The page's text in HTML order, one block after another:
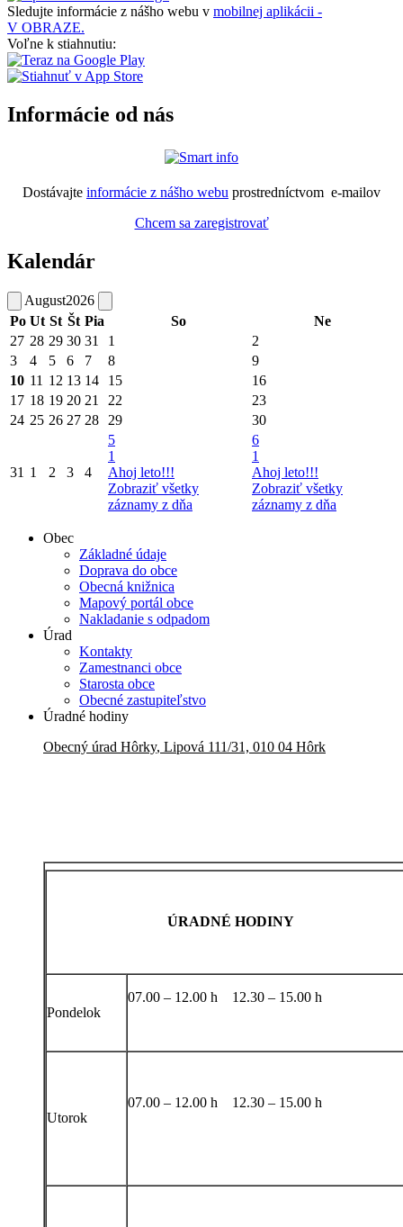
Sledujte informácie z nášho webu v mobilnej aplikácii -
V OBRAZE.
Voľne k stiahnutiu:
Informácie od nás
Dostávajte informácie z nášho webu prostredníctvom e-mailov
Chcem sa zaregistrovať
Kalendár
August2026
Po Ut St Št Pia So
Ne
27 28 29 30 31 1
2
3
4 5 6 7 8
9
10 11 12 13 14 15
16
17 18 19 20 21 22
23
24 25 26 27 28 29 30
31 1 2 3 4
5
1
Ahoj leto!!!
Zobraziť všetky
záznamy z dňa
6
1
Ahoj leto!!!
Zobraziť všetky
záznamy z dňa
Obec
Základné údaje
Doprava do obce
Obecná knižnica
Mapový portál obce
Nakladanie s odpadom
Úrad
Kontakty
Zamestnanci obce
Starosta obce
Obecné zastupiteľstvo
Úradné hodiny
Obecný úrad Hôrky, Lipová 111/31, 010 04 Hôrk
ÚRADNÉ HODINY
Pondelok
07.00 – 12.00 h 12.30 – 15.00 h
Utorok
07.00 – 12.00 h 12.30 – 15.00 h